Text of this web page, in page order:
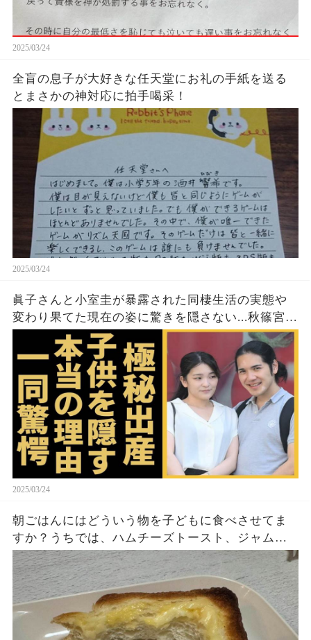
2025/03/24
全盲の息子が大好きな任天堂にお礼の手紙を送る
とまさかの神対応に拍手喝采！
2025/03/24
眞子さんと小室圭が暴露された同棲生活の実態や
変わり果てた現在の姿に驚きを隠さない...秋篠宮家
の長女がアメリカで極秘出産の真相や暴露された
ヤバいO癖に言葉を失う...
2025/03/24
朝ごはんにはどういう物を子どもに食べさせてま
すか？うちでは、ハムチーズトースト、ジャムト
ースト、ピーナッツバタートーストをよく作りま
す。やっぱこんなんダメよね…